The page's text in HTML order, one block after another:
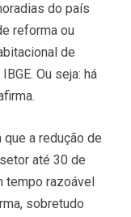
do país
reforma ou
de
Ou seja: há
a redução de
até 30 de
tempo razoável
sobretudo